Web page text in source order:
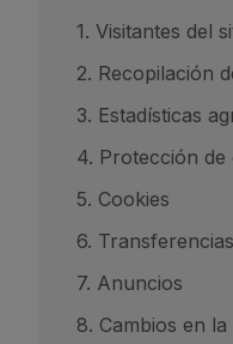
1. Visitantes del
2. Recopilación
3. Estadísticas
4. Protección
5. Cookies
6.
7. Anuncios
8. Cambios en